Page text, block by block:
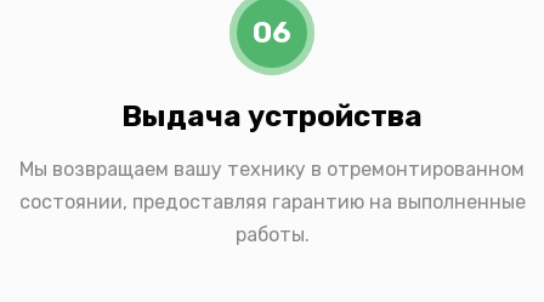
06
Выдача устройства
Мы возвращаем вашу технику в отремонтированном
состоянии, предоставляя гарантию на выполненные
работы.